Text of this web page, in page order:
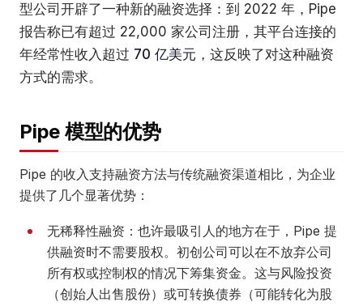
型公司开辟了一种新的融资选择：到 2022 年，Pipe
报告称已有超过 22,000 家公司注册，其平台连接的
年经常性收入超过 70 亿美元 ，这反映了对这种融资
方式的需求。
Pipe 模型的优势
Pipe 的收入支持融资方法与传统融资渠道相比，为企业
提供了几个显著优势：
无稀释性融资：也许最吸引人的地方在于，Pipe 提
供融资时不需要股权。初创公司可以在不放弃公司
所有权或控制权的情况下筹集资金。这与风险投资
（创始人出售股份）或可转换债券（可能转化为股